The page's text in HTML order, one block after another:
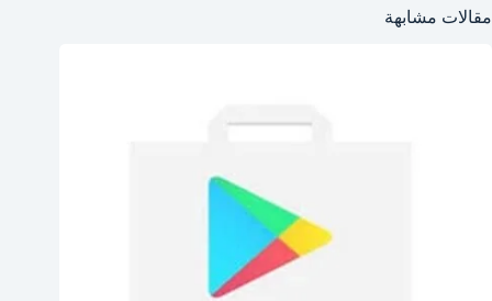
مقالات مشابهة